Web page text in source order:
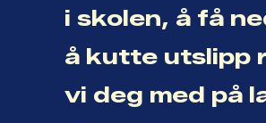
i skolen, å få
å kutte utslipp
vi deg med på